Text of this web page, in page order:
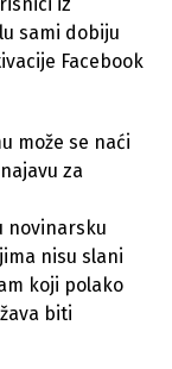
sami dobiju
Facebook
može se naći
za
novinarsku
nisu slani
koji polako
biti